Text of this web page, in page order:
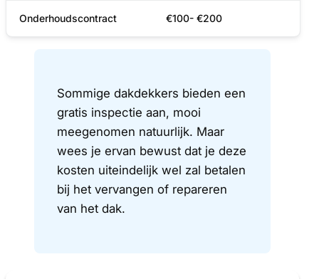
Onderhoudscontract €100- €200
Sommige dakdekkers bieden een
gratis inspectie aan, mooi
meegenomen natuurlijk. Maar
wees je ervan bewust dat je deze
kosten uiteindelijk wel zal betalen
bij het vervangen of repareren
van het dak.